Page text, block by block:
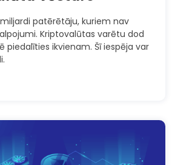
patērētāju, kuriem nav
Kriptovalūtas varētu dod
piedalīties ikvienam. Šī iespēja var